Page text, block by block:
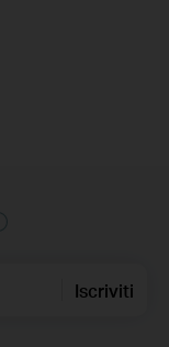
Iscriviti